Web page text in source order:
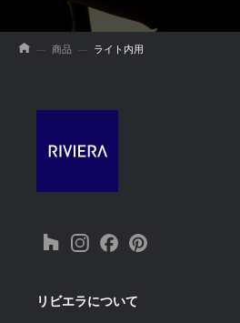
商品 ライト内用
リビエラについて